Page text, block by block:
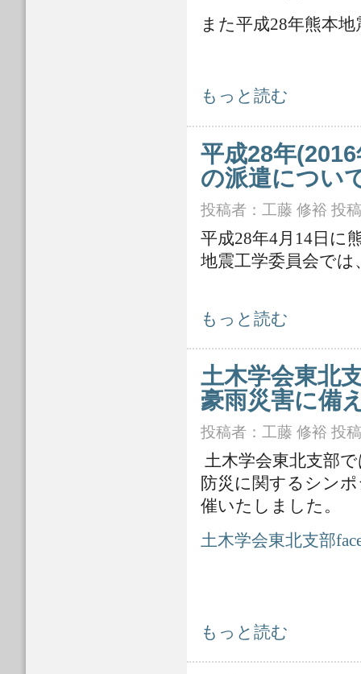
また平成28年熊本
平成28年(2016年)熊本地震 土木学
もっと読む
平成28年
の派遣につい
投稿者： 工藤 修裕 投
平成28年4月14日に
地震工学委員会で
平成28年(2016年)熊本地震 災害調
もっと読む
土木学会東北
豪雨災害に備
投稿者： 工藤 修裕 投
土木学会東北支部
防災に関するシン
催いたしました。
土木学会東北支部
土木学会東北支部シンポジウム「
もっと読む